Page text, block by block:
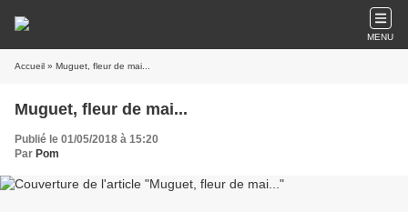
MENU
Accueil » Muguet, fleur de mai...
Muguet, fleur de mai...
Publié le 01/05/2018 à 15:20
Par Pom